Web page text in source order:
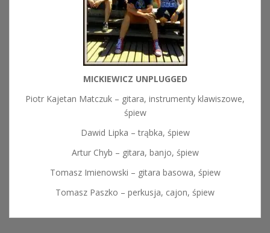
MICKIEWICZ UNPLUGGED
Piotr Kajetan Matczuk – gitara, instrumenty klawiszowe,
śpiew
Dawid Lipka – trąbka, śpiew
Artur Chyb – gitara, banjo, śpiew
Tomasz Imienowski – gitara basowa, śpiew
Tomasz Paszko – perkusja, cajon, śpiew